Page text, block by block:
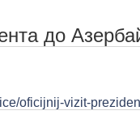
до
oficijnij-vizit-